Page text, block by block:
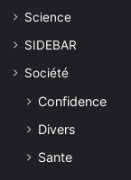
Science
SIDEBAR
Société
Confidence
Divers
Sante